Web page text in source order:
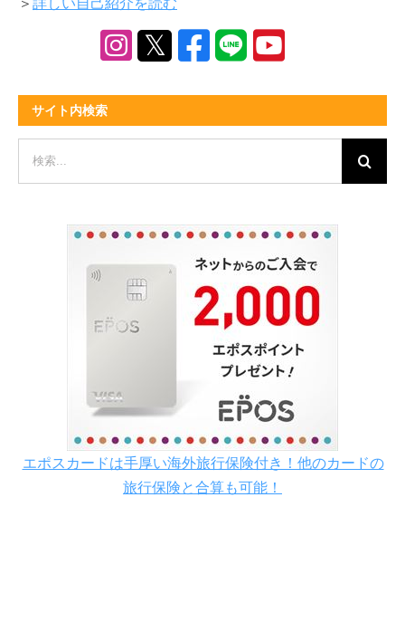
＞ 詳しい自己紹介を読む
サイト内検索
エポスカードは手厚い海外旅行保険付き！他のカードの
旅行保険と合算も可能！